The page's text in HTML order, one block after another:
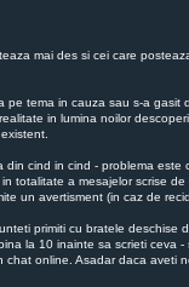
mai des si cei care
tema in cauza sau s-a
in lumina noilor
cind in cind - problema
a mesajelor scrise
un avertisment (in caz de
primiti cu bratele
la 10 inainte sa scrieti
online. Asadar daca